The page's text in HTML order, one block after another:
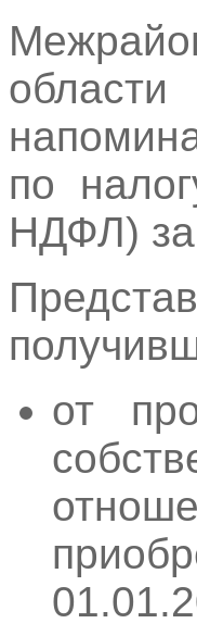
по
НДФЛ) за
от